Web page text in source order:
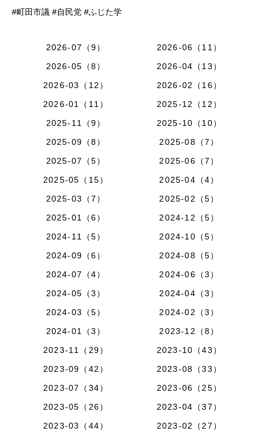
#町田市議 #自民党 #ふじた学
2026-07（9）
2026-06（11）
2026-05（8）
2026-04（13）
2026-03（12）
2026-02（16）
2026-01（11）
2025-12（12）
2025-11（9）
2025-10（10）
2025-09（8）
2025-08（7）
2025-07（5）
2025-06（7）
2025-05（15）
2025-04（4）
2025-03（7）
2025-02（5）
2025-01（6）
2024-12（5）
2024-11（5）
2024-10（5）
2024-09（6）
2024-08（5）
2024-07（4）
2024-06（3）
2024-05（3）
2024-04（3）
2024-03（5）
2024-02（3）
2024-01（3）
2023-12（8）
2023-11（29）
2023-10（43）
2023-09（42）
2023-08（33）
2023-07（34）
2023-06（25）
2023-05（26）
2023-04（37）
2023-03（44）
2023-02（27）